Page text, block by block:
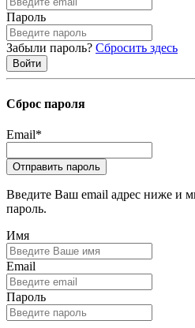
Пароль
Забыли пароль? Сбросить здесь
Сброс пароля
Email*
Введите Ваш email адрес ниже и
пароль.
Имя
Email
Пароль